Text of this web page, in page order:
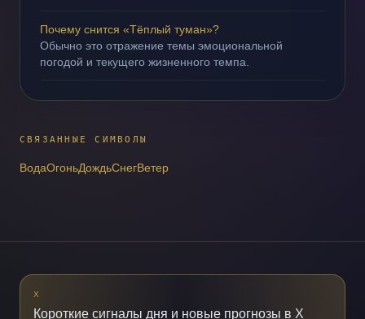
Почему снится «Тёплый туман»?
Обычно это отражение темы эмоциональной
погодой и текущего жизненного темпа.
СВЯЗАННЫЕ СИМВОЛЫ
ВодаОгоньДождьСнегВетер
X
Короткие сигналы дня и новые прогнозы в X